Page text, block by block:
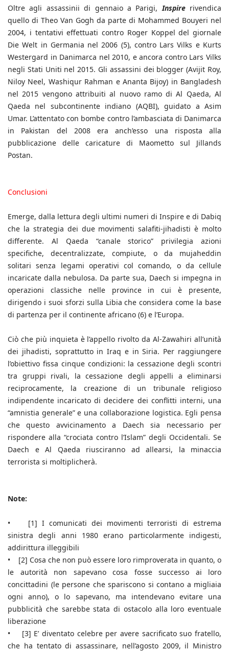
Oltre agli assassinii di gennaio a Parigi, Inspirerivendica
quello di Theo Van Gogh da parte di Mohammed Bouyeri nel
2004, i tentativi effettuati contro Roger Koppel del giornale
Die Welt in Germania nel 2006 (5), contro Lars Vilks e Kurts
Westergard in Danimarca nel 2010, e ancora contro Lars Vilks
negli Stati Uniti nel 2015. Gli assassini dei blogger (Avijit Roy,
Niloy Neel, Washiqur Rahman e Ananta Bijoy) in Bangladesh
nel 2015 vengono attribuiti al nuovo ramo di Al Qaeda, Al
Qaeda nel subcontinente indiano (AQBI), guidato a Asim
Umar. L’attentato con bombe contro l’ambasciata di Danimarca
in Pakistan del 2008 era anch’esso una risposta alla
pubblicazione delle caricature di Maometto sul Jillands
Postan.
Conclusioni
Emerge, dalla lettura degli ultimi numeri di Inspire e di Dabiq
che la strategia dei due movimenti salafiti-jihadisti è molto
differente. Al Qaeda “canale storico” privilegia azioni
specifiche, decentralizzate, compiute, o da mujaheddin
solitari senza legami operativi col comando, o da cellule
incaricate dalla nebulosa. Da parte sua, Daech si impegna in
operazioni classiche nelle province in cui è presente,
dirigendo i suoi sforzi sulla Libia che considera come la base
di partenza per il continente africano (6) e l’Europa.
Ciò che più inquieta è l’appello rivolto da Al-Zawahiri all’unità
dei jihadisti, soprattutto in Iraq e in Siria. Per raggiungere
l’obiettivo fissa cinque condizioni: la cessazione degli scontri
tra gruppi rivali, la cessazione degli appelli a eliminarsi
reciprocamente, la creazione di un tribunale religioso
indipendente incaricato di decidere dei conflitti interni, una
“amnistia generale” e una collaborazione logistica. Egli pensa
che questo avvicinamento a Daech sia necessario per
rispondere alla “crociata contro l’Islam” degli Occidentali. Se
Daech e Al Qaeda riusciranno ad allearsi, la minaccia
terrorista si moltiplicherà.
Note:
• [1] I comunicati dei movimenti terroristi di estrema
sinistra degli anni 1980 erano particolarmente indigesti,
addirittura illeggibili
• [2] Cosa che non può essere loro rimproverata in quanto, o
le autorità non sapevano cosa fosse successo ai loro
concittadini (le persone che spariscono si contano a migliaia
ogni anno), o lo sapevano, ma intendevano evitare una
pubblicità che sarebbe stata di ostacolo alla loro eventuale
liberazione
• [3] E’ diventato celebre per avere sacrificato suo fratello,
che ha tentato di assassinare, nell’agosto 2009, il Ministro